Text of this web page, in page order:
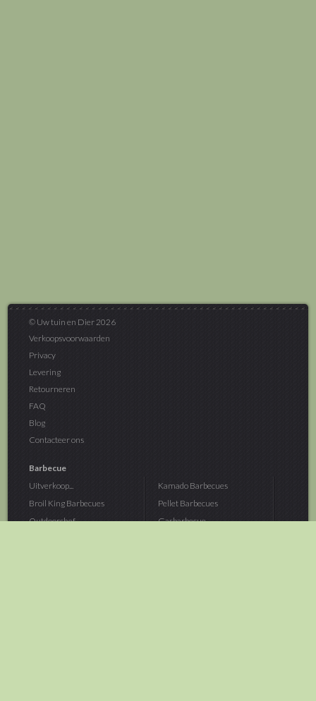
© Uw tuin en Dier 2026
Verkoopsvoorwaarden
Privacy
Levering
Retourneren
FAQ
Blog
Contacteer ons
Barbecue
Uitverkoop...
Broil King Barbecues
Outdoorchef...
Kamado Barbecues
Pellet Barbecues
Gasbarbecue